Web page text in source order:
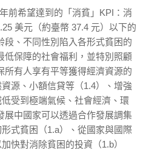
年前希望達到的「消貧」 KPI ：消
美元（約臺幣 37.4 元）以下的
段、不同性別陷入各形式貧困的
低保障的社會福利，並特別照顧
所有人享有平等獲得經濟資源的
源、小額信貸等（1.4）、增強
受到極端氣候、社會經濟、環
展中國家可以透過合作發展調集
式貧困（1.a）、從國家與國際
快對消除貧困的投資（1.b）